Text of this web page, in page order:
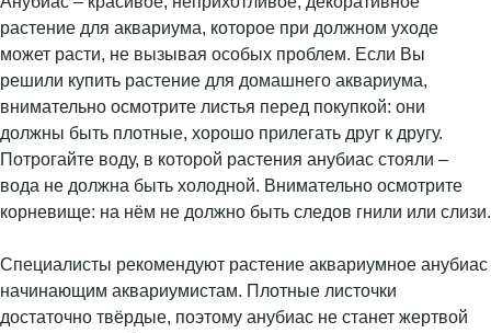
растение для аквариума, которое при должном уходе
может расти, не вызывая особых проблем. Если Вы
решили купить растение для домашнего аквариума,
внимательно осмотрите листья перед покупкой: они
должны быть плотные, хорошо прилегать друг к другу.
Потрогайте воду, в которой растения анубиас стояли –
вода не должна быть холодной. Внимательно осмотрите
корневище: на нём не должно быть следов гнили или слизи.
Специалисты рекомендуют растение аквариумное анубиас
начинающим аквариумистам. Плотные листочки
достаточно твёрдые, поэтому анубиас не станет жертвой